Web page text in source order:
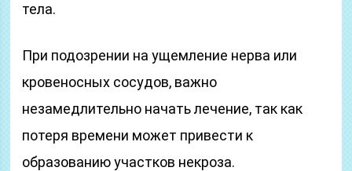
тела.
При подозрении на ущемление нерва или
кровеносных сосудов, важно
незамедлительно начать лечение, так как
потеря времени может привести к
образованию участков некроза.